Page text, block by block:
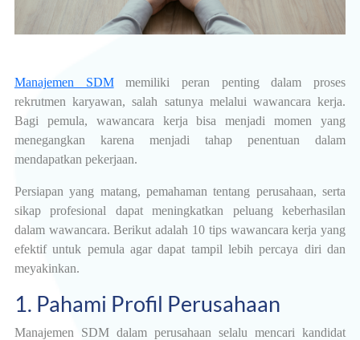
Manajemen SDMmemiliki peran penting dalam proses
rekrutmen karyawan, salah satunya melalui wawancara kerja.
Bagi pemula, wawancara kerja bisa menjadi momen yang
menegangkan karena menjadi tahap penentuan dalam
mendapatkan pekerjaan.
Persiapan yang matang, pemahaman tentang perusahaan, serta
sikap profesional dapat meningkatkan peluang keberhasilan
dalam wawancara. Berikut adalah 10 tips wawancara kerja yang
efektif untuk pemula agar dapat tampil lebih percaya diri dan
meyakinkan.
1. Pahami Profil Perusahaan
Manajemen SDM dalam perusahaan selalu mencari kandidat